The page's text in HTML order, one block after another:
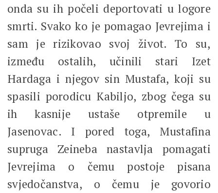
onda su ih počeli deportovati u logore
smrti. Svako ko je pomagao Jevrejima i
sam je rizikovao svoj život. To su,
između ostalih, učinili stari Izet
Hardaga i njegov sin Mustafa, koji su
spasili porodicu Kabiljo, zbog čega su
ih kasnije ustaše otpremile u
Jasenovac. I pored toga, Mustafina
supruga Zeineba nastavlja pomagati
Jevrejima o čemu postoje pisana
svjedočanstva, o čemu je govorio